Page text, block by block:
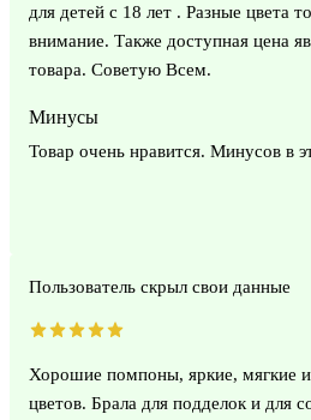
для детей с 18 лет . Разные цвета
внимание. Также доступная цена
товара. Советую Всем.
Минусы
Товар очень нравится. Минусов в
Пользователь скрыл свои данные
Хорошие помпоны, яркие, мягкие
цветов. Брала для подделок и для